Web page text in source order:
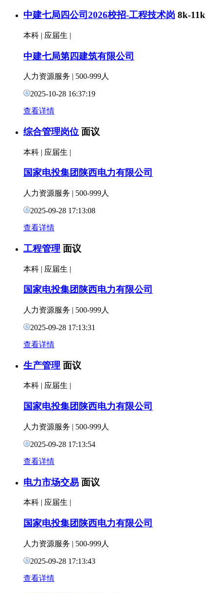
中建七局四公司2026校招-工程技术岗 8k-11k
本科 | 应届生 |
中建七局第四建筑有限公司
人力资源服务 | 500-999人
2025-10-28 16:37:19
查看详情
综合管理岗位 面议
本科 | 应届生 |
国家电投集团陕西电力有限公司
人力资源服务 | 500-999人
2025-09-28 17:13:08
查看详情
工程管理 面议
本科 | 应届生 |
国家电投集团陕西电力有限公司
人力资源服务 | 500-999人
2025-09-28 17:13:31
查看详情
生产管理 面议
本科 | 应届生 |
国家电投集团陕西电力有限公司
人力资源服务 | 500-999人
2025-09-28 17:13:54
查看详情
电力市场交易 面议
本科 | 应届生 |
国家电投集团陕西电力有限公司
人力资源服务 | 500-999人
2025-09-28 17:13:43
查看详情